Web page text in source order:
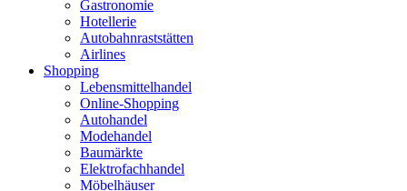
Gastronomie
Hotellerie
Autobahnraststätten
Airlines
Shopping
Lebensmittelhandel
Online-Shopping
Autohandel
Modehandel
Baumärkte
Elektrofachhandel
Möbelhäuser